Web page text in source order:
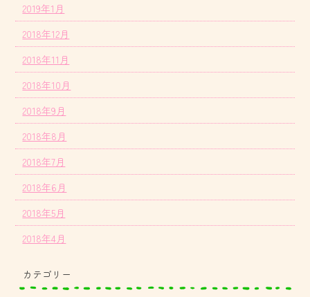
2019年1月
2018年12月
2018年11月
2018年10月
2018年9月
2018年8月
2018年7月
2018年6月
2018年5月
2018年4月
カテゴリー